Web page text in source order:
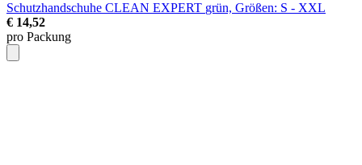
Schutzhandschuhe CLEAN EXPERT grün, Größen: S - XXL
€ 14,52
pro Packung